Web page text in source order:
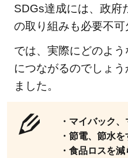
2.5.1
「ジェ
ンダー
平等を
記事
SDGs達成には、政府
の取り組みも必要不可
では、実際にどのよ
につながるのでしょ
ました。
・マイバック
・節電、節水を
・食品ロスを減